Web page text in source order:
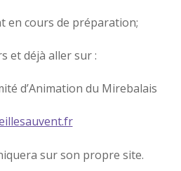
en cours de préparation;
et déjà aller sur :
d’Animation du Mirebalais
sur son propre site.